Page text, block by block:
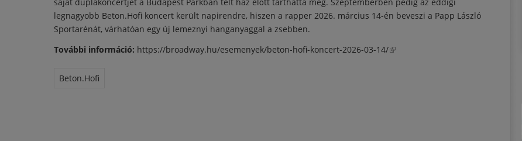
legnagyobb Beton.Hofi koncert került napirendre, hiszen a rapper 2026. március 14-én beveszi a Papp László
Sportarénát, várhatóan egy új lemeznyi hanganyaggal a zsebben.
További információ: https://broadway.hu/esemenyek/beton-hofi-koncert-2026-03-14/(külső hivatkozás)
Beton.Hofi